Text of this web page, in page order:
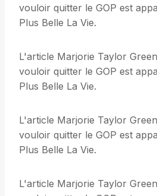
vouloir quitter le GOP est
Plus Belle La Vie.
L'article Marjorie Taylor
vouloir quitter le GOP est
Plus Belle La Vie.
L'article Marjorie Taylor
vouloir quitter le GOP est
Plus Belle La Vie.
L'article Marjorie Taylor